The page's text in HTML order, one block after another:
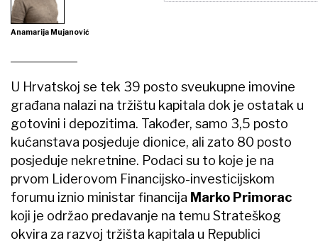
Anamarija Mujanović
U Hrvatskoj se tek 39 posto sveukupne imovine
građana nalazi na tržištu kapitala dok je ostatak u
gotovini i depozitima. Također, samo 3,5 posto
kućanstava posjeduje dionice, ali zato 80 posto
posjeduje nekretnine. Podaci su to koje je na
prvom Liderovom Financijsko-investicijskom
forumu iznio ministar financija Marko Primorac
koji je održao predavanje na temu Strateškog
okvira za razvoj tržišta kapitala u Republici